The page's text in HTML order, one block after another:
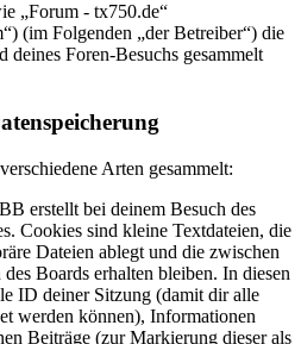
„Forum - tx750.de“
(im Folgenden „der Betreiber“) die
deines Foren-Besuchs gesammelt
Arten gesammelt:
erstellt bei deinem Besuch des
Cookies sind kleine Textdateien, die
Dateien ablegt und die zwischen
Boards erhalten bleiben. In diesen
ID deiner Sitzung (damit dir alle
werden können), Informationen
Beiträge (zur Markierung dieser als